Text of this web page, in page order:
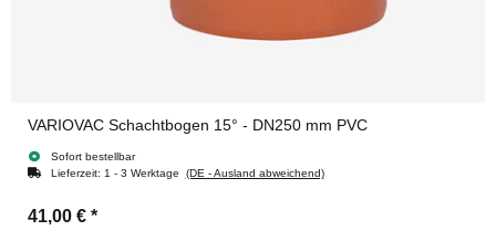
VARIOVAC Schachtbogen 15° - DN250 mm PVC
Sofort bestellbar
Lieferzeit: 1 - 3 Werktage (DE - Ausland abweichend)
41,00 € *